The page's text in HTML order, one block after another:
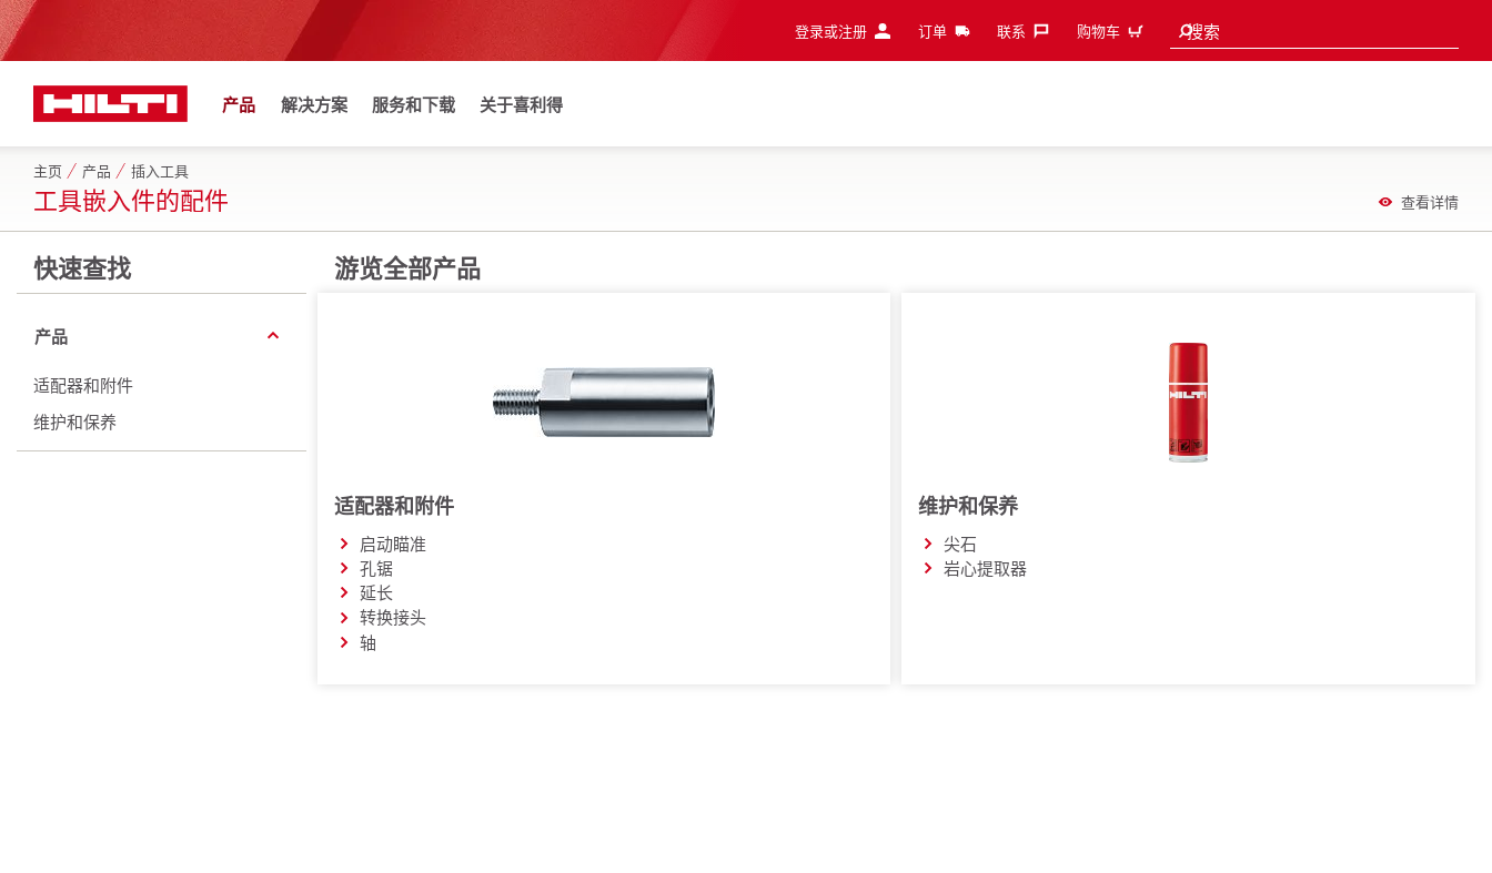
登录或注册 订单 联系‎ 购物车 搜索
Search suggestions
产品 解决方案 服务和下载 关于喜利得
主页 产品 插入工具
工具嵌入件的配件 查看详情
快速查找
产品
适配器和附件
维护和保养
游览全部产品
适配器和附件
启动瞄准
孔锯
延长
转换接头
轴
维护和保养
尖石
岩心提取器